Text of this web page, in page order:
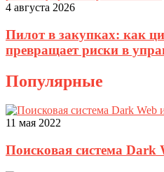
4 августа 2026
Пилот в закупках: как
превращает риски в
Популярные
11 мая 2022
Поисковая система Dark